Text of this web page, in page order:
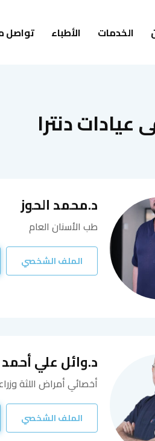
الخدمات الأطباء تواصل
دنترا
د.محمد الحوز
طب الأسنان العام
الملف الشخصي
د.وائل علي أحمد
أخصائي أمراض اللثة
الملف الشخصي